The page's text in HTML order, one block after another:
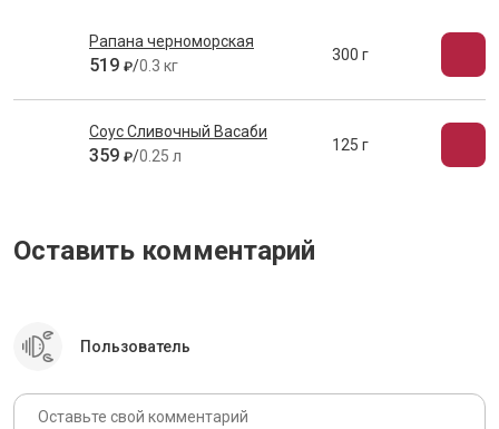
Рапана черноморская
519 ₽/0.3 кг
300 г
Соус Сливочный Васаби
359 ₽/0.25 л
125 г
Оставить комментарий
Пользователь